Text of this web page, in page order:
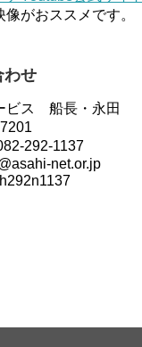
がおススメです。
わせ
ビス 船長・永田
292-1137
net.or.jp